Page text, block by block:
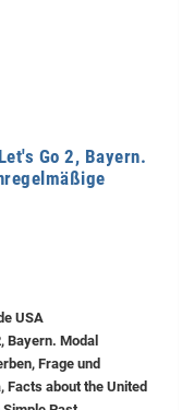
Go 2, Bayern.
USA
Bayern. Modal
Frage und
Facts about the United